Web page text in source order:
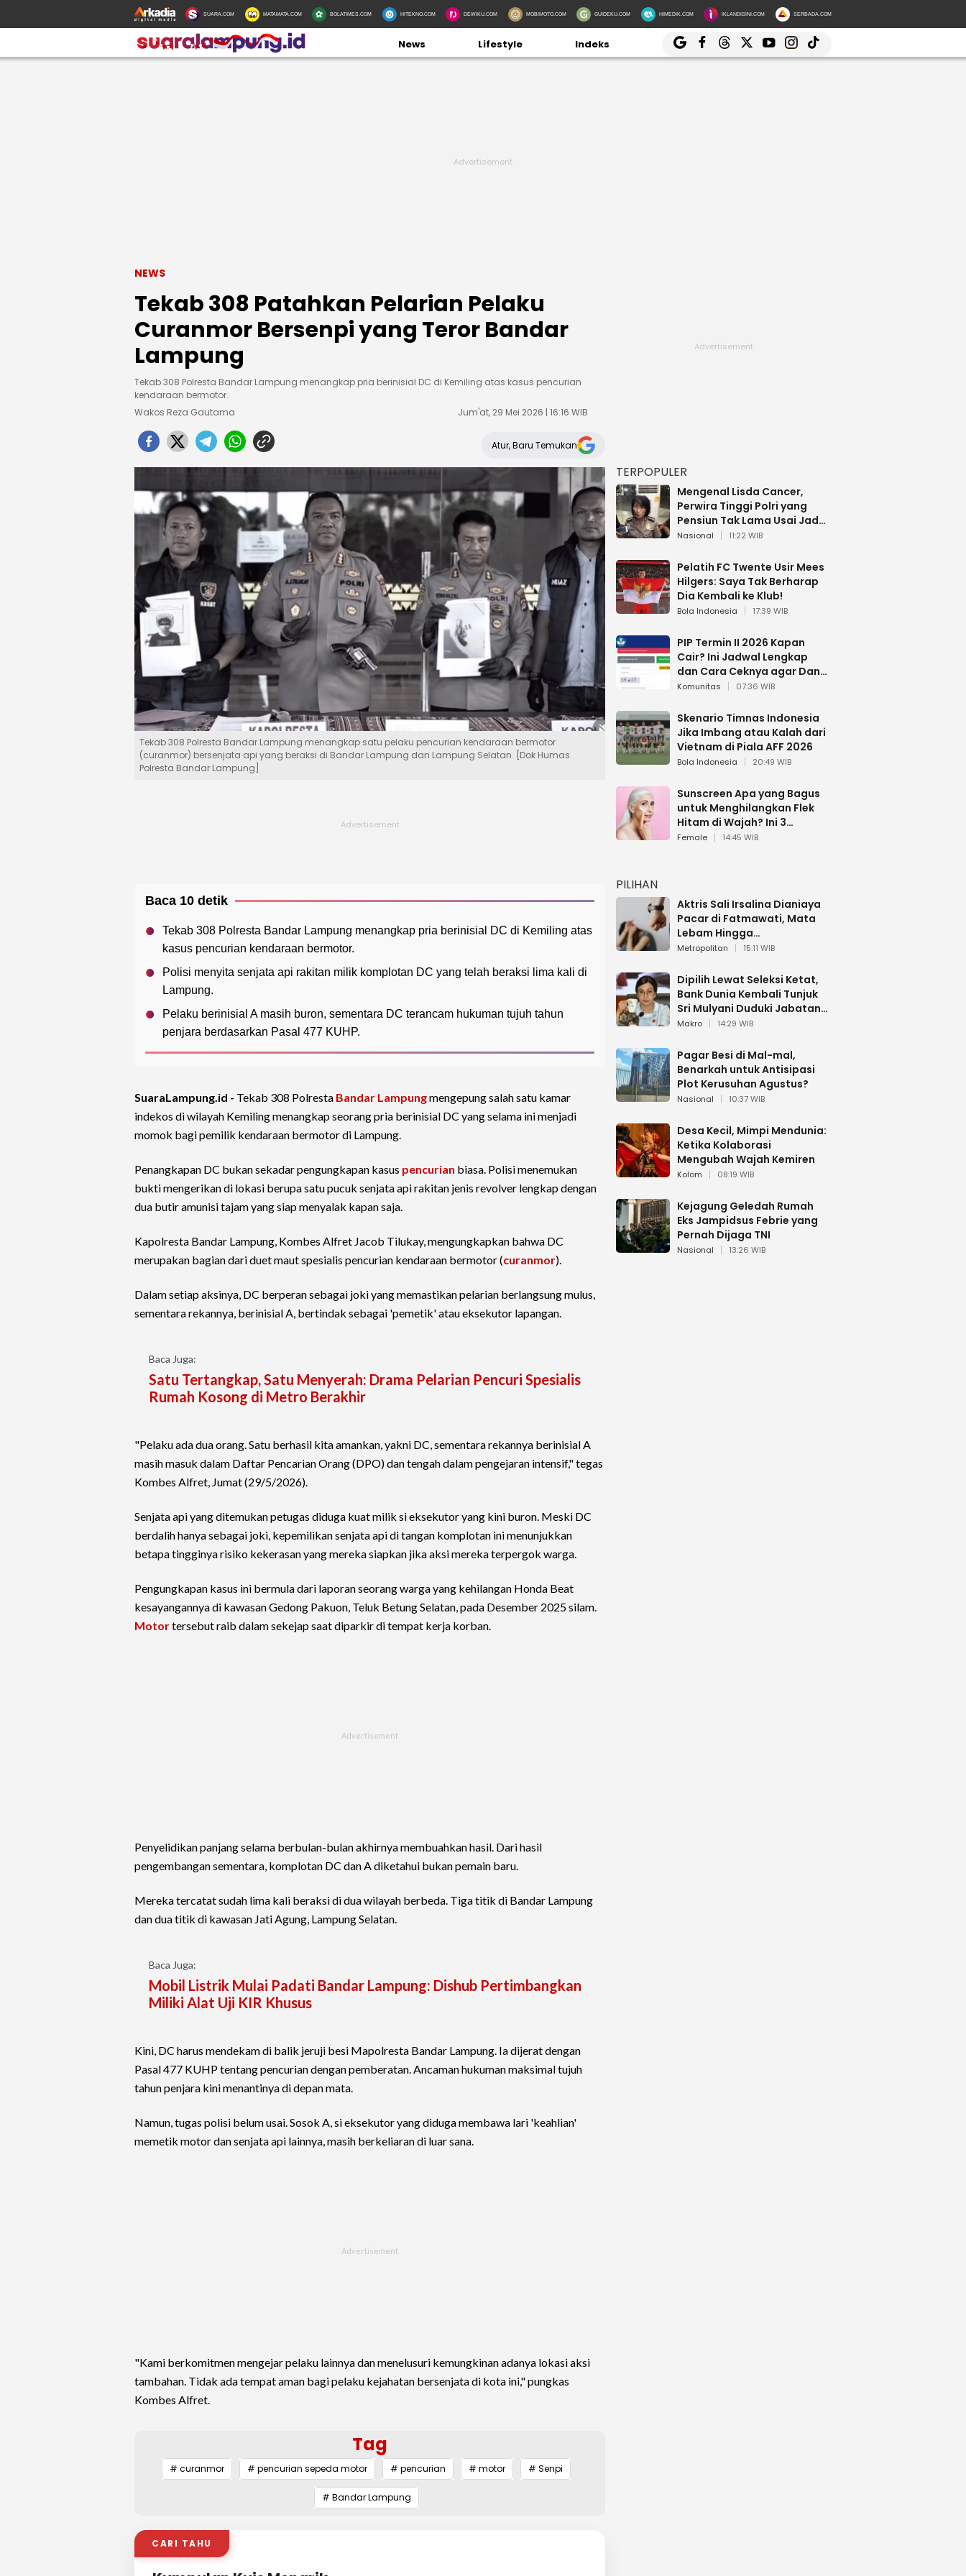
SUARA.COM MATAMATA.COM BOLATIMES.COM HITEKNO.COM DEWIKU.COM MOBIMOTO.COM GUIDEKU.COM HIMEDIK.COM IKLANDISINI.COM SERBADA.COM
News Lifestyle Indeks
NEWS
Tekab 308 Patahkan Pelarian Pelaku
Curanmor Bersenpi yang Teror Bandar
Lampung
Tekab 308 Polresta Bandar Lampung menangkap pria berinisial DC di Kemiling atas kasus pencurian
kendaraan bermotor.
Wakos Reza Gautama
Jum'at, 29 Mei 2026 | 16:16 WIB
Atur, Baru Temukan
Tekab 308 Polresta Bandar Lampung menangkap satu pelaku pencurian kendaraan bermotor
(curanmor) bersenjata api yang beraksi di Bandar Lampung dan Lampung Selatan. [Dok Humas
Polresta Bandar Lampung]
Baca 10 detik
Tekab 308 Polresta Bandar Lampung menangkap pria berinisial DC di Kemiling atas
kasus pencurian kendaraan bermotor.
Polisi menyita senjata api rakitan milik komplotan DC yang telah beraksi lima kali di
Lampung.
Pelaku berinisial A masih buron, sementara DC terancam hukuman tujuh tahun
penjara berdasarkan Pasal 477 KUHP.
SuaraLampung.id - Tekab 308 Polresta Bandar Lampungmengepung salah satu kamar
indekos di wilayah Kemiling menangkap seorang pria berinisial DC yang selama ini menjadi
momok bagi pemilik kendaraan bermotor di Lampung.
Penangkapan DC bukan sekadar pengungkapan kasus pencurian biasa. Polisi menemukan
bukti mengerikan di lokasi berupa satu pucuk senjata api rakitan jenis revolver lengkap dengan
dua butir amunisi tajam yang siap menyalak kapan saja.
Kapolresta Bandar Lampung, Kombes Alfret Jacob Tilukay, mengungkapkan bahwa DC
merupakan bagian dari duet maut spesialis pencurian kendaraan bermotor (curanmor).
Dalam setiap aksinya, DC berperan sebagai joki yang memastikan pelarian berlangsung mulus,
sementara rekannya, berinisial A, bertindak sebagai 'pemetik' atau eksekutor lapangan.
Baca Juga:
Satu Tertangkap, Satu Menyerah: Drama Pelarian Pencuri Spesialis
Rumah Kosong di Metro Berakhir
"Pelaku ada dua orang. Satu berhasil kita amankan, yakni DC, sementara rekannya berinisial A
masih masuk dalam Daftar Pencarian Orang (DPO) dan tengah dalam pengejaran intensif," tegas
Kombes Alfret, Jumat (29/5/2026).
Senjata api yang ditemukan petugas diduga kuat milik si eksekutor yang kini buron. Meski DC
berdalih hanya sebagai joki, kepemilikan senjata api di tangan komplotan ini menunjukkan
betapa tingginya risiko kekerasan yang mereka siapkan jika aksi mereka terpergok warga.
Pengungkapan kasus ini bermula dari laporan seorang warga yang kehilangan Honda Beat
kesayangannya di kawasan Gedong Pakuon, Teluk Betung Selatan, pada Desember 2025 silam.
Motortersebut raib dalam sekejap saat diparkir di tempat kerja korban.
Penyelidikan panjang selama berbulan-bulan akhirnya membuahkan hasil. Dari hasil
pengembangan sementara, komplotan DC dan A diketahui bukan pemain baru.
Mereka tercatat sudah lima kali beraksi di dua wilayah berbeda. Tiga titik di Bandar Lampung
dan dua titik di kawasan Jati Agung, Lampung Selatan.
Baca Juga:
Mobil Listrik Mulai Padati Bandar Lampung: Dishub Pertimbangkan
Miliki Alat Uji KIR Khusus
Kini, DC harus mendekam di balik jeruji besi Mapolresta Bandar Lampung. Ia dijerat dengan
Pasal 477 KUHP tentang pencurian dengan pemberatan. Ancaman hukuman maksimal tujuh
tahun penjara kini menantinya di depan mata.
Namun, tugas polisi belum usai. Sosok A, si eksekutor yang diduga membawa lari 'keahlian'
memetik motor dan senjata api lainnya, masih berkeliaran di luar sana.
"Kami berkomitmen mengejar pelaku lainnya dan menelusuri kemungkinan adanya lokasi aksi
tambahan. Tidak ada tempat aman bagi pelaku kejahatan bersenjata di kota ini," pungkas
Kombes Alfret.
Tag
# curanmor # pencurian sepeda motor # pencurian # motor # Senpi
# Bandar Lampung
CARI TAHU
TERPOPULER
Mengenal Lisda Cancer,
Perwira Tinggi Polri yang
Pensiun Tak Lama Usai Jadi
Brigjen
Nasional 11:22 WIB
Pelatih FC Twente Usir Mees
Hilgers: Saya Tak Berharap
Dia Kembali ke Klub!
Bola Indonesia 17:39 WIB
PIP Termin II 2026 Kapan
Cair? Ini Jadwal Lengkap
dan Cara Ceknya agar Dana
Tidak Hangus!
Komunitas 07:36 WIB
Skenario Timnas Indonesia
Jika Imbang atau Kalah dari
Vietnam di Piala AFF 2026
Bola Indonesia 20:49 WIB
Sunscreen Apa yang Bagus
untuk Menghilangkan Flek
Hitam di Wajah? Ini 3
Rekomendasi sesuai Review
Female 14:45 WIB
PILIHAN
Aktris Sali Irsalina Dianiaya
Pacar di Fatmawati, Mata
Lebam Hingga
Diselamatkan Polantas
Metropolitan 15:11 WIB
Dipilih Lewat Seleksi Ketat,
Bank Dunia Kembali Tunjuk
Sri Mulyani Duduki Jabatan
Strategis
Makro 14:29 WIB
Pagar Besi di Mal-mal,
Benarkah untuk Antisipasi
Plot Kerusuhan Agustus?
Nasional 10:37 WIB
Desa Kecil, Mimpi Mendunia:
Ketika Kolaborasi
Mengubah Wajah Kemiren
Kolom 08:19 WIB
Kejagung Geledah Rumah
Eks Jampidsus Febrie yang
Pernah Dijaga TNI
Nasional 13:26 WIB